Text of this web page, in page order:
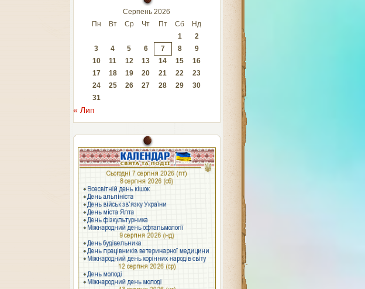
Серпень 2026
Пн
Вт Ср Чт Пт Сб
Нд
1
2
3
4 5 6 7 8
9
10
11 12 13 14 15
16
17
18 19 20 21 22
23
24
25 26 27 28 29
30
31
« Лип